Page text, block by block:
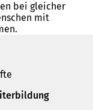
bei gleicher
mit